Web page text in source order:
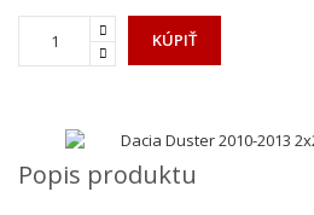
KÚPIŤ
Popis produktu